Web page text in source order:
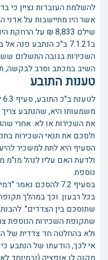
להשלמת העובדות נציין כי
אשר היו מתיישבות על אדני
ב7.1.21 ב"כ הנתבע
השכירות בגובה התשלום
השיב במכתב וסרב לבקשה,
טענות התובע
משמעותו היא, שהנתבע
את השכירות או לא. אחרי
ולסכם את תנאי השכירות
הסעיף היא לתת למשכיר
ולדעת האם עליו לנהל מו"מ
נוספת.
בסעיף 7.2 להסכם
בכל רבעון. וכך במהלך
שתוסכם בין הצדדים".
שתקופת השכירות הנוספת
ולא בהחלטה חד צדדית של
אי לכך, הודעתו של הנתבע